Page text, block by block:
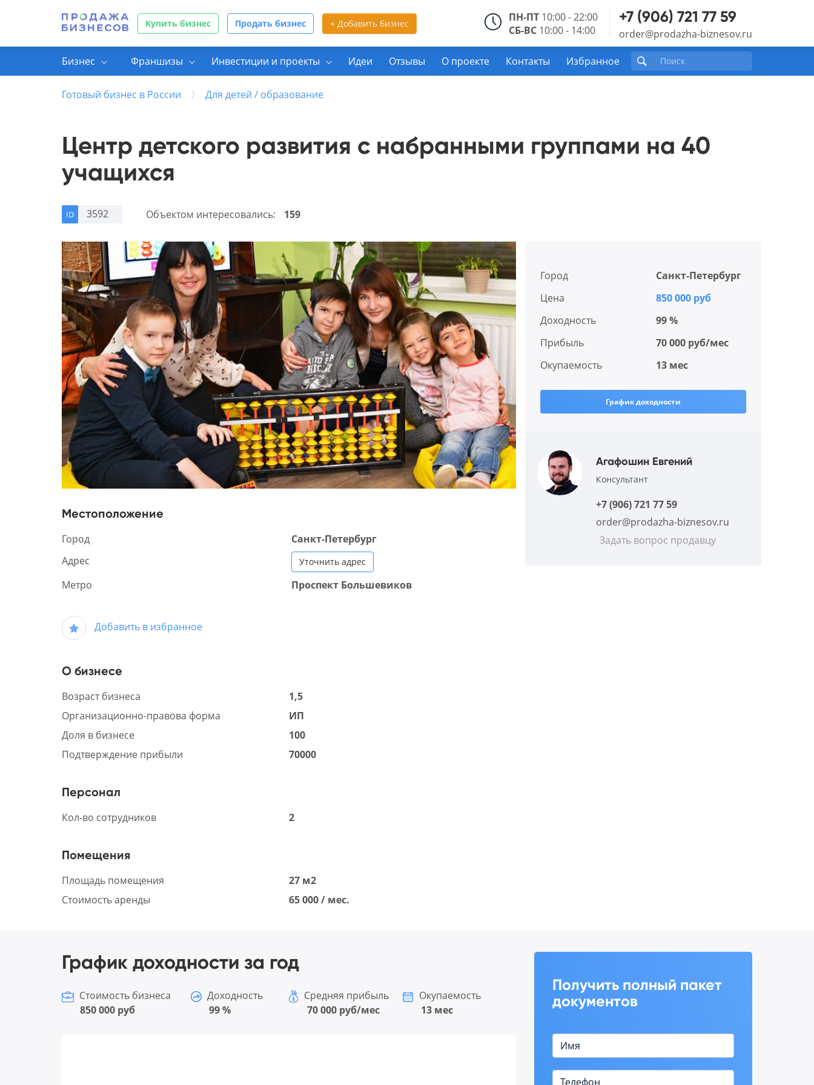
Купить бизнес Продать бизнес + Добавить бизнес ПН-ПТ 10:00 - 22:00
СБ-ВС 10:00 - 14:00
+7 (906) 721 77 59
order@prodazha-biznesov.ru
Бизнес Франшизы Инвестиции и проекты Идеи Отзывы О проекте Контакты Избранное
Готовый бизнес в России Для детей / образование
Центр детского развития с набранными группами на 40
учащихся
ID 3592 Объектом интересовались: 159
Местоположение
Город
Санкт-Петербург
Адрес
Уточнить адрес
Метро Проспект Большевиков
Добавить в избранное
О бизнесе
Возраст бизнеса
1,5
Организационно-правова форма
ИП
Доля в бизнесе
100
Подтверждение прибыли
70000
Персонал
Кол-во сотрудников 2
Помещения
Площадь помещения
27 м2
Стоимость аренды
65 000 / мес.
Город
Санкт-Петербург
Цена
850 000 руб
Доходность
99 %
Прибыль
70 000 руб/мес
Окупаемость
13 мес
График доходности
Агафошин Евгений
Консультант
+7 (906) 721 77 59
order@prodazha-biznesov.ru
Задать вопрос продавцу
График доходности за год
Стоимость бизнеса
850 000 руб
Доходность
99 %
Средняя прибыль
70 000 руб/мес
Окупаемость
13 мес
Получить полный пакет
документов